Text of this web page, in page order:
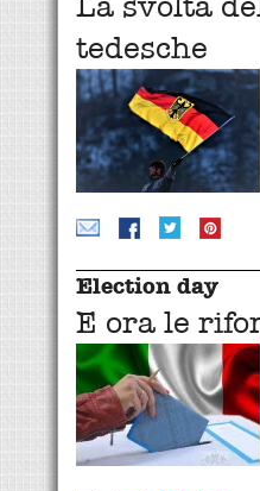
tedesche
Election day
E ora le